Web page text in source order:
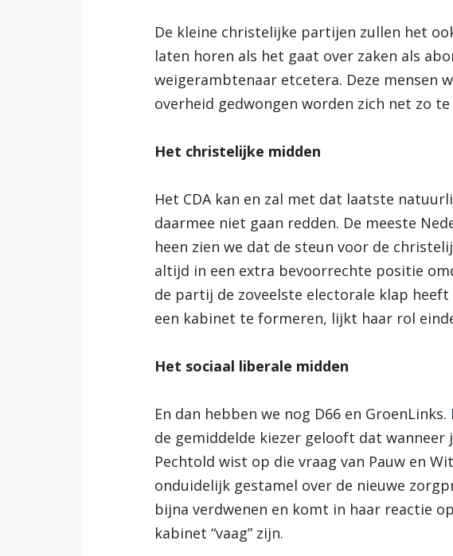
De kleine christelijke partijen zullen het
laten horen als het gaat over zaken als
weigerambtenaar etcetera. Deze mensen
overheid gedwongen worden zich net zo
Het christelijke midden
Het CDA kan en zal met dat laatste
daarmee niet gaan redden. De meeste
heen zien we dat de steun voor de
altijd in een extra bevoorrechte positie
de partij de zoveelste electorale klap
een kabinet te formeren, lijkt haar rol
Het sociaal liberale midden
En dan hebben we nog D66 en
de gemiddelde kiezer gelooft dat wanneer
Pechtold wist op die vraag van Pauw en
onduidelijk gestamel over de nieuwe
bijna verdwenen en komt in haar reactie
kabinet “vaag” zijn.